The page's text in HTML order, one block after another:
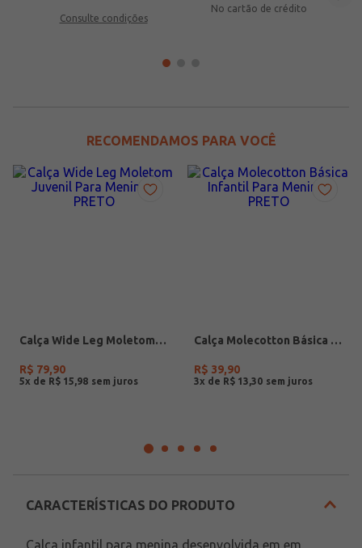
Consulte condições
No cartão de crédito
RECOMENDAMOS PARA VOCÊ
Calça Wide Leg Moletom Juvenil Para Menina - PRETO
R$ 79,90
5x de R$ 15 98
Calça Molecotton Básica Infantil Para Menina- PRETO
R$ 39,90
3x de R$ 13 30
CARACTERÍSTICAS DO PRODUTO